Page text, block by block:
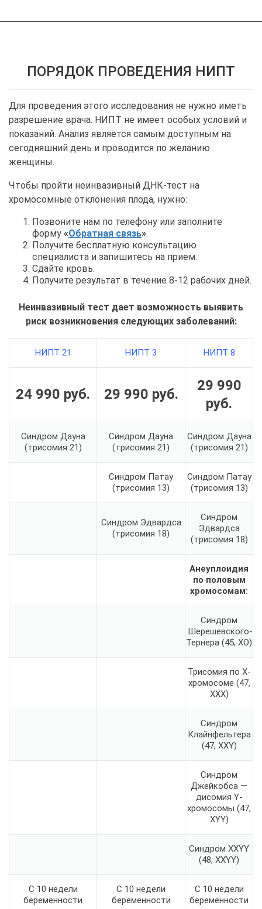
ПОРЯДОК ПРОВЕДЕНИЯ НИПТ
Для проведения этого исследования не нужно иметь
разрешение врача. НИПТ не имеет особых условий и
показаний. Анализ является самым доступным на
сегодняшний день и проводится по желанию
женщины.
Чтобы пройти неинвазивный ДНК-тест на
хромосомные отклонения плода, нужно:
Позвоните нам по телефону или заполните
форму «Обратная связь».
Получите бесплатную консультацию
специалиста и запишитесь на прием.
Сдайте кровь.
Получите результат в течение 8-12 рабочих дней.
Неинвазивный тест дает возможность выявить
риск возникновения следующих заболеваний:
НИПТ 21 НИПТ 3 НИПТ 8
24 990 руб. 29 990 руб.
29 990
руб.
Синдром Дауна
(трисомия 21)
Синдром Дауна
(трисомия 21)
Синдром Дауна
(трисомия 21)
Синдром Патау
(трисомия 13)
Синдром Патау
(трисомия 13)
Синдром Эдвардса
(трисомия 18)
Синдром
Эдвардса
(трисомия 18)
Анеуплоидия
по половым
хромосомам:
Синдром
Шерешевского-
Тернера (45, XO)
Трисомия по X-
хромосоме (47,
XXX)
Синдром
Клайнфельтера
(47, XXY)
Синдром
Джейкобса —
дисомия Y-
хромосомы (47,
XYY)
Синдром XXYY
(48, XXYY)
С 10 недели
беременности
С 10 недели
беременности
С 10 недели
беременности